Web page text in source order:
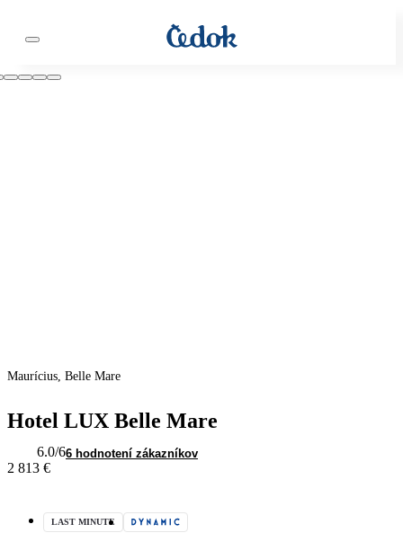
Maurícius, Belle Mare
Hotel LUX Belle Mare
6.0/66 hodnotení zákazníkov
2 813 €
LAST MINUTE